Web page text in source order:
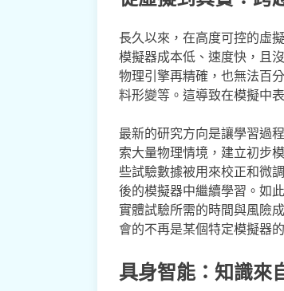
長久以來，在高度可控的虛
模擬器成本低、速度快，且
物理引擎再精確，也無法百
料形變等。這導致在模擬中
最新的研究方向是讓學習過
索大量物理情境，建立初步
些試驗數據被用來校正和微
後的模擬器中繼續學習。如
實體試驗所需的時間與風險
會的不再是某個特定模擬器
具身智能：知識來